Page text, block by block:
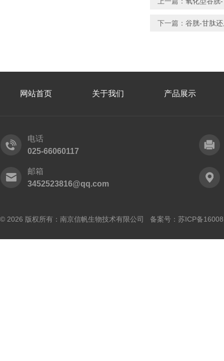
下一篇： 谷胱-甘肽
网站首页 关于我们 产品展示
电话
025-66060117
邮箱
3452523816@qq.com
© 2026 版权所有：南京信帆生物技术有限公司 备案号： 苏ICP备